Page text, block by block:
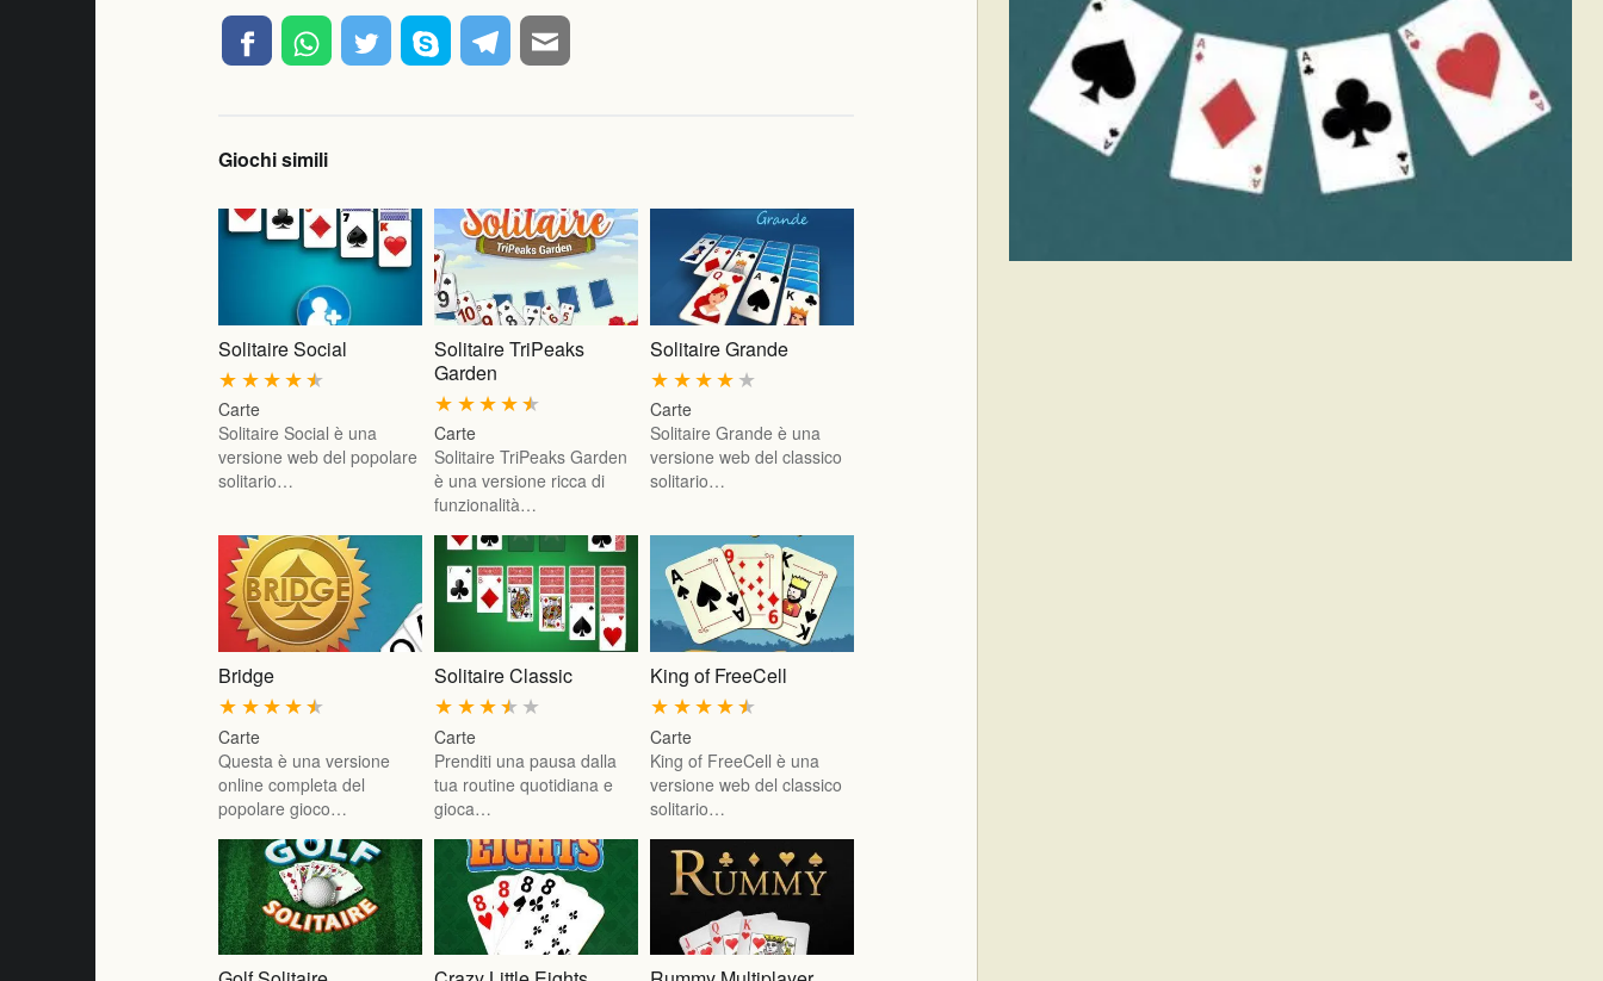
Giochi simili
Solitaire Social
★
★
★
★
★
Carte
Solitaire Social è una
versione web del popolare
solitario…
Solitaire TriPeaks
Garden
★
★
★
★
★
Carte
Solitaire TriPeaks Garden
è una versione ricca di
funzionalità…
Solitaire Grande
★
★
★
★
★
Carte
Solitaire Grande è una
versione web del classico
solitario…
Bridge
★
★
★
★
★
Carte
Questa è una versione
online completa del
popolare gioco…
Solitaire Classic
★
★
★
★
★
Carte
Prenditi una pausa dalla
tua routine quotidiana e
gioca…
King of FreeCell
★
★
★
★
★
Carte
King of FreeCell è una
versione web del classico
solitario…